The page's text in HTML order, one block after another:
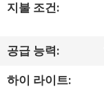
장
투
어
지불 조건:
공급 능력:
하이 라이트: